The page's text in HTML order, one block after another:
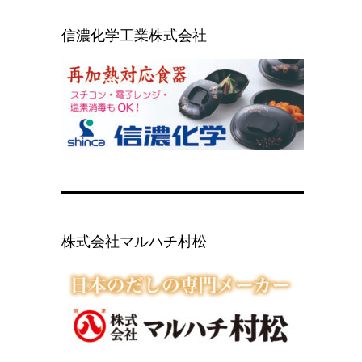
信濃化学工業株式会社
株式会社マルハチ村松